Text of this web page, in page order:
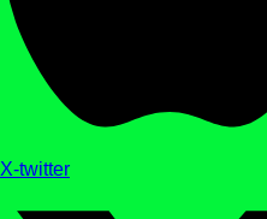
X-twitter